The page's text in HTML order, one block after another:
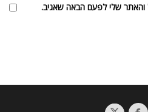
והאתר שלי לפעם הבאה שאגיב.